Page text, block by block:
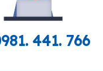
441. 766